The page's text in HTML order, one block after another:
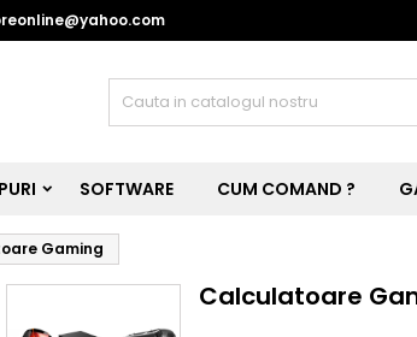
SOFTWARE CUM COMAND ?
Gaming
Calculatoare